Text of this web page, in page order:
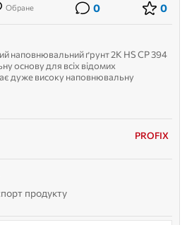
Обране 0 0
наповнювальний ґрунт 2К HS CP 394
основу для всіх відомих
дуже високу наповнювальну
на голий метал, оцинковані та
пластикові поверхні.
PROFIX
продукту